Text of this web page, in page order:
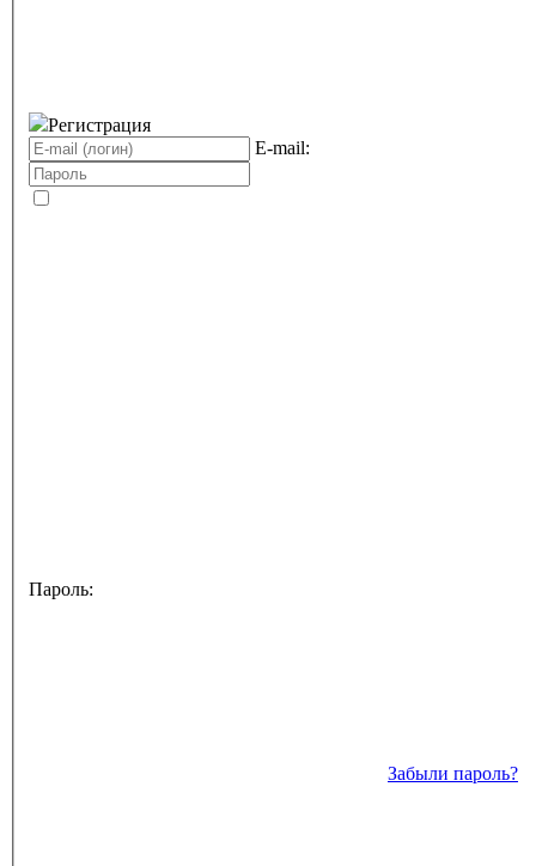
Регистрация
E-mail:
Пароль:
Забыли пароль?